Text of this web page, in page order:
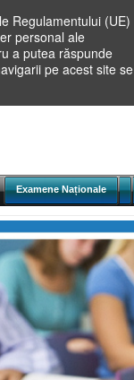
Regulamentului (UE)
personal ale
a putea răspunde
pe acest site se
Examene Naționale